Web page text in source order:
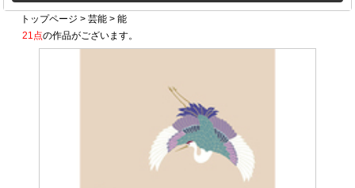
トップページ >芸能 >能
21点の作品がございます。